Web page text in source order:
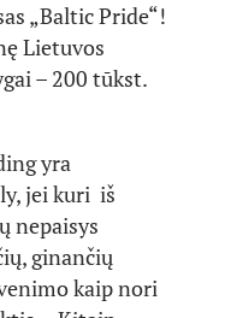
„Baltic Pride“!
Lietuvos
– 200 tūkst.
yra
jei kuri iš
nepaisys
ginančių
kaip nori